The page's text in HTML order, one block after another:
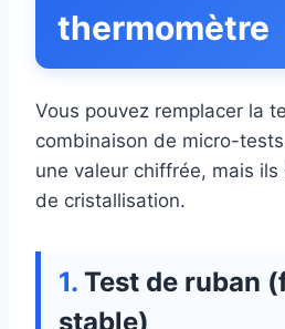
thermomètre
Vous pouvez remplacer la
combinaison de micro-
une valeur chiffrée, mais ils
de cristallisation.
Test de ruban
stable)